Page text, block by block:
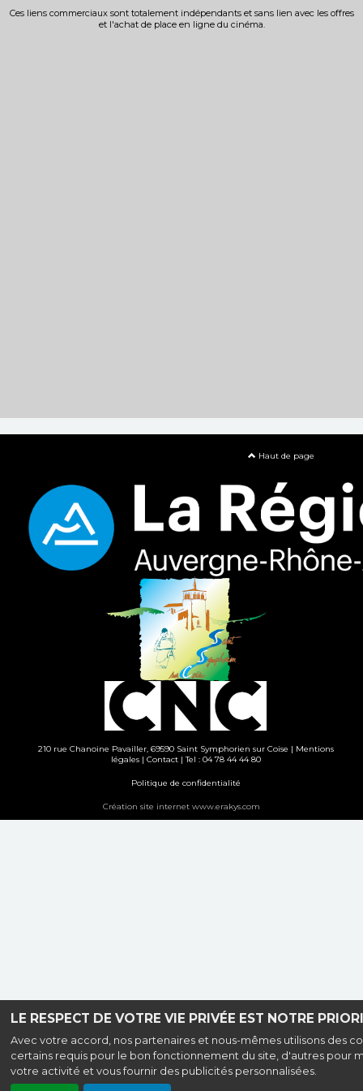
LE RESPECT DE VOTRE VIE PRIVÉE EST NOTRE
Avec votre accord, nos partenaires et nous-mêmes utilisons des
certains requis pour le bon fonctionnement du site, d'autres pour
votre activité et vous fournir des publicités personnalisées.
Ces liens commerciaux sont totalement indépendants et sans lien avec les offres
et l'achat de place en ligne du cinéma.
Haut de page
210 rue Chanoine Pavailler, 69590 Saint Symphorien sur Coise | Mentions
légales| Contact| Tel : 04 78 44 44 80
Politique de confidentialité
Création site internet www.erakys.com